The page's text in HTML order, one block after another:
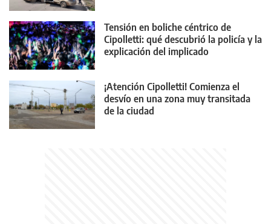
Tensión en boliche céntrico de
Cipolletti: qué descubrió la policía y la
explicación del implicado
¡Atención Cipolletti! Comienza el
desvío en una zona muy transitada
de la ciudad